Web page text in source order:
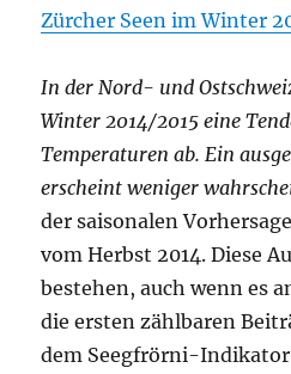
Zürcher Seen im Winter
In der Nord- und
Winter 2014/2015 eine
Temperaturen ab. Ein
erscheint weniger
der saisonalen
vom Herbst 2014. Diese
bestehen, auch wenn es
die ersten zählbaren
dem Seegfrörni-